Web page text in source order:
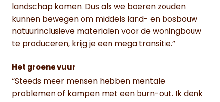
landschap komen. Dus als we boeren zouden
kunnen bewegen om middels land- en bosbouw
natuurinclusieve materialen voor de woningbouw
te produceren, krijg je een mega transitie.”
Het groene vuur
“Steeds meer mensen hebben mentale
problemen of kampen met een burn-out. Ik denk